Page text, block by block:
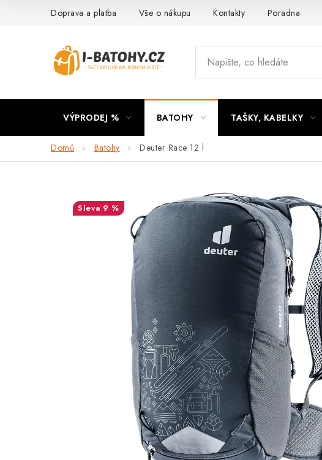
Doprava a platba Vše o nákupu Kontakty Poradna
VÝPRODEJ % BATOHY TAŠKY, KABELKY
Domů Batohy Deuter Race 12 l
9 %